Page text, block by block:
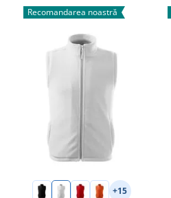
Recomandarea noastră
+15